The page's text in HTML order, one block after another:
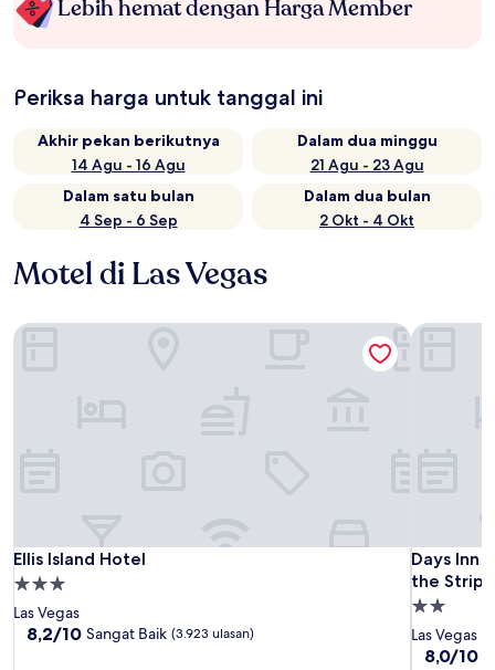
Lebih hemat dengan Harga Member
Periksa harga untuk tanggal ini
Akhir pekan berikutnya
14 Agu - 16 Agu
Dalam dua minggu
21 Agu - 23 Agu
Dalam satu bulan
4 Sep - 6 Sep
Dalam dua bulan
2 Okt - 4 Okt
Motel di Las Vegas
Ellis Island Hotel
Ellis Island Hotel
Properti
bintang
3.0
Las Vegas
8.2
8,2/10 Sangat Baik (3.923 ulasan)
Ellis Island Hotel
Days Inn
the Strip
Days Inn
Properti
bintang
2.0
Las Vegas
8.0
8,0/10
Days Inn